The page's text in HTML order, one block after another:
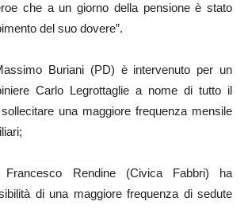
che a un giorno della pensione è stato
del suo dovere”.
Buriani (PD) è intervenuto per un
Carlo Legrottaglie a nome di tutto il
una maggiore frequenza mensile
Rendine (Civica Fabbri) ha
di una maggiore frequenza di sedute